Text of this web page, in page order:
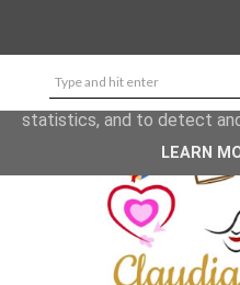
This site uses cookies
and to analyze traffic. Your
shared with Google along
metrics to ensure quality
statistics, and to detect
LEARN